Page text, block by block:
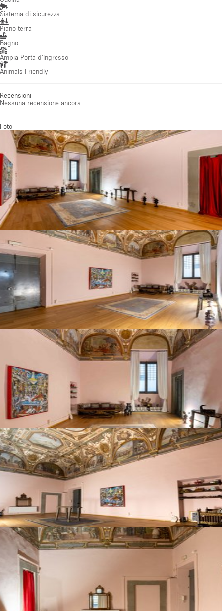
Sistema di sicurezza
Piano terra
Bagno
Ampia Porta d'Ingresso
Animals Friendly
Recensioni
Nessuna recensione ancora
Foto